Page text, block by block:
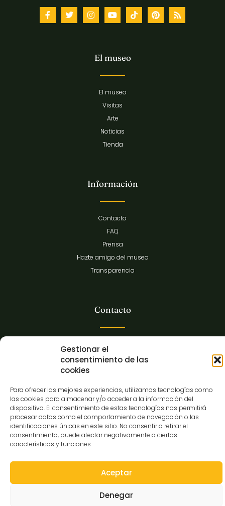
Gestionar el
consentimiento de las
cookies
Para ofrecer las mejores experiencias, utilizamos tecnologías como
las cookies para almacenar y/o acceder a la información del
dispositivo. El consentimiento de estas tecnologías nos permitirá
procesar datos como el comportamiento de navegación o las
identificaciones únicas en este sitio. No consentir o retirar el
consentimiento, puede afectar negativamente a ciertas
características y funciones.
Aceptar
Denegar
El museo
El museo
Visitas
Arte
Noticias
Tienda
Información
Contacto
FAQ
Prensa
Hazte amigo del museo
Transparencia
Contacto
C/Gibraltar,14
37008-Salamanca
Copyright © 2026 Museo Casa Lis
Aviso Legal
Declaración de AccesibilidadMapa Web